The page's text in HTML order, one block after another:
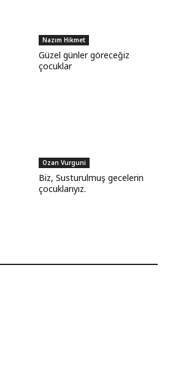
Nazım Hikmet
Güzel günler göreceğiz
çocuklar
Ozan Vurguni
Biz, Susturulmuş gecelerin
çocuklarıyız.